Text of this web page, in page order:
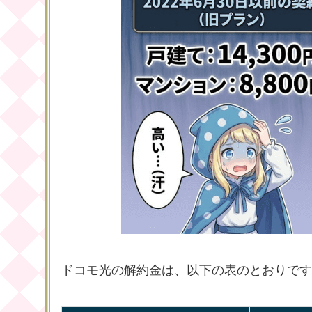
ドコモ光の解約金は、以下の表のとおりで